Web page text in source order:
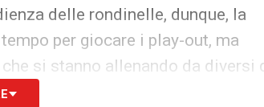
delle rondinelle, dunque, la
per giocare i play-out, ma
si stanno allenando da diversi
giudiziario potrebbe allungarsi